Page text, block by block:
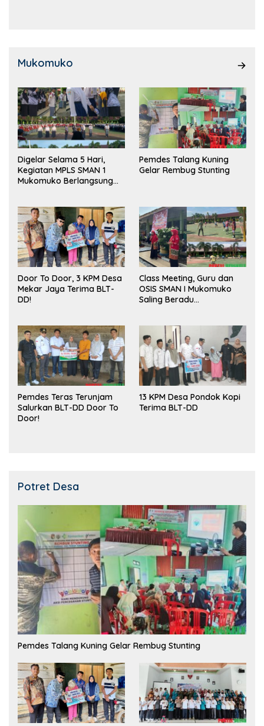
Mukomuko
Digelar Selama 5 Hari,
Kegiatan MPLS SMAN 1
Mukomuko Berlangsung
Pemdes Talang Kuning
Gelar Rembug Stunting
Door To Door, 3 KPM Desa
Mekar Jaya Terima BLT-
DD!
Class Meeting, Guru dan
OSIS SMAN I Mukomuko
Saling Beradu
Pemdes Teras Terunjam
Salurkan BLT-DD Door To
Door!
13 KPM Desa Pondok Kopi
Terima BLT-DD
Potret Desa
Pemdes Talang Kuning Gelar Rembug Stunting